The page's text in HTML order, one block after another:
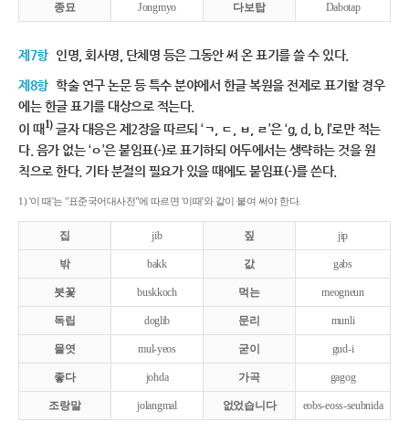
종묘 Jongmyo 다보탑 Dabotap
제7항 인명, 회사명, 단체명 등은 그동안 써 온 표기를 쓸 수 있다.
제8항 학술 연구 논문 등 특수 분야에서 한글 복원을 전제로 표기할 경우
에는 한글 표기를 대상으로 적는다.
이 때1)글자 대응은 제2장을 따르되 ‘ㄱ, ㄷ, ㅂ, ㄹ’은 ‘g, d, b, l’로만 적는
다. 음가 없는 ‘ㅇ’은 붙임표(-)로 표기하되 어두에서는 생략하는 것을 원
칙으로 한다. 기타 분절의 필요가 있을 때에도 붙임표(-)를 쓴다.
1) '이 때'는 "표준국어대사전"에 따르면 '이때'와 같이 붙여 써야 한다.
집 jib 짚 jip
밖 bakk 값 gabs
붓꽃 buskkoch 먹는 meogneun
독립 doglib 문리 munli
물엿 mul-yeos 굳이 gud-i
좋다 johda 가곡 gagog
조랑말 jolangmal 없었습니다 eobs-eoss-seubnida